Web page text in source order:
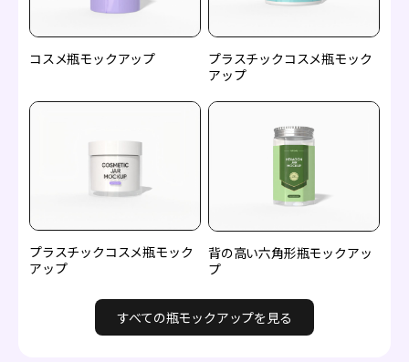
コスメ瓶モックアップ
プラスチックコスメ瓶モック
アップ
プラスチックコスメ瓶モック
アップ
背の高い六角形瓶モックアッ
プ
すべての瓶モックアップを見る